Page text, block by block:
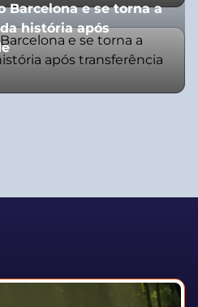
Barcelona e se torna a
história após